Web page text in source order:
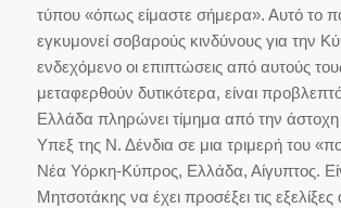
τύπου «όπως είμαστε σήμερα». Αυτό το
εγκυμονεί σοβαρούς κινδύνους για την
ενδεχόμενο οι επιπτώσεις από αυτούς
μεταφερθούν δυτικότερα, είναι
Ελλάδα πληρώνει τίμημα από την
Υπεξ της Ν. Δένδια σε μια τριμερή του
Νέα Υόρκη-Κύπρος, Ελλάδα, Αίγυπτος.
Μητσοτάκης να έχει προσέξει τις εξελίξες